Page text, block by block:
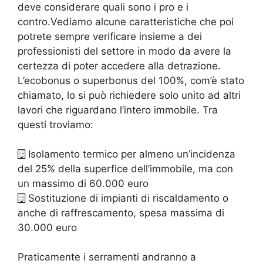
deve considerare quali sono i pro e i
contro.Vediamo alcune caratteristiche che poi
potrete sempre verificare insieme a dei
professionisti del settore in modo da avere la
certezza di poter accedere alla detrazione.
L’ecobonus o superbonus del 100%, com’è stato
chiamato, lo si può richiedere solo unito ad altri
lavori che riguardano l’intero immobile. Tra
questi troviamo:
Isolamento termico per almeno un’incidenza
del 25% della superfice dell’immobile, ma con
un massimo di 60.000 euro
Sostituzione di impianti di riscaldamento o
anche di raffrescamento, spesa massima di
30.000 euro
Praticamente i serramenti andranno a